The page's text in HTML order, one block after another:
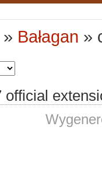
» Bałagan »
official